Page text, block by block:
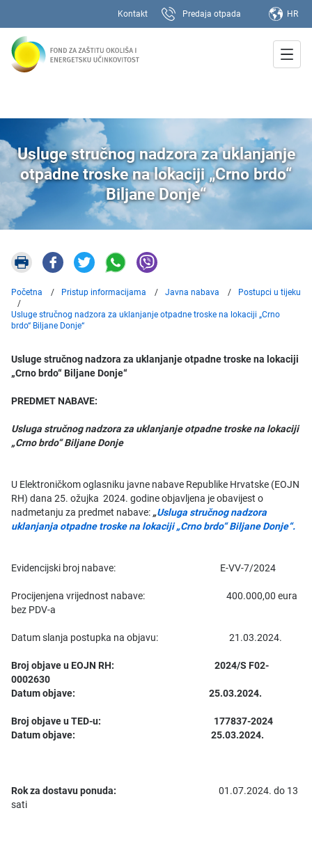
Kontakt Predaja otpada HR
Usluge stručnog nadzora za uklanjanje
otpadne troske na lokaciji „Crno brdo“
Biljane Donje“
Početna Pristup informacijama Javna nabava Postupci u tijeku
Usluge stručnog nadzora za uklanjanje otpadne troske na lokaciji „Crno
brdo“ Biljane Donje“
Usluge stručnog nadzora za uklanjanje otpadne troske na lokaciji
„Crno brdo“ Biljane Donje“
PREDMET NABAVE:
Usluga stručnog nadzora za uklanjanje otpadne troske na lokaciji
„Crno brdo“ Biljane Donje
U Elektroničkom oglasniku javne nabave Republike Hrvatske (EOJN
RH) dana 25. ožujka 2024. godine objavljena je obavijest o
nadmetanju za predmet nabave: „Usluga stručnog nadzora
uklanjanja otpadne troske na lokaciji „Crno brdo“ Biljane Donje“.
Evidencijski broj nabave: E-VV-7/2024
Procijenjena vrijednost nabave: 400.000,00 eura
bez PDV-a
Datum slanja postupka na objavu: 21.03.2024.
Broj objave u EOJN RH: 2024/S F02-
0002630
Datum objave: 25.03.2024.
Broj objave u TED-u: 177837-2024
Datum objave: 25.03.2024.
Rok za dostavu ponuda:
01.07.2024. do 13
sati